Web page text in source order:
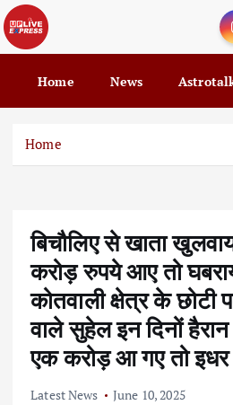
k
i
o
Home News Astrotalk
Home
बिचौलिए से खाता
करोड़ रुपये आए तो
कोतवाली क्षेत्र के
वाले सुहेल इन दिनों
एक करोड़ आ गए तो
Latest News June 10, 2025